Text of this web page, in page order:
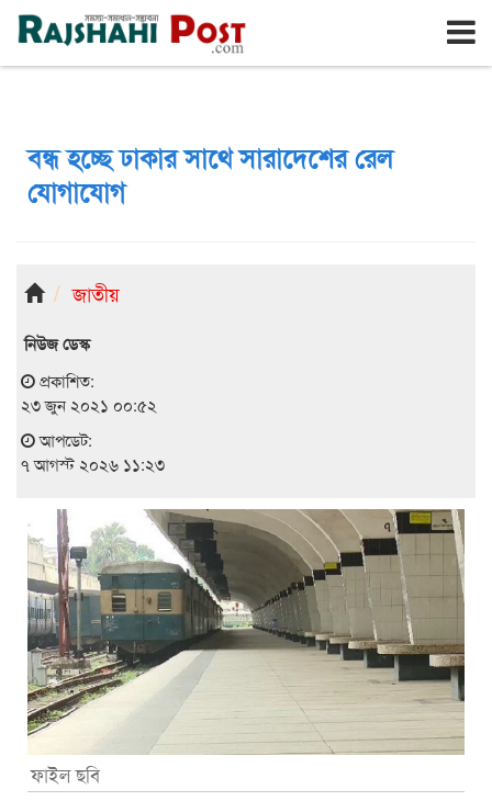
রাজশাহী শুক্রবার, ৭ই আগস্ট ২০২৬, ২৪শে শ্রাবণ ১৪৩৩
বন্ধ হচ্ছে ঢাকার সাথে সারাদেশের রেল
যোগাযোগ
জাতীয়
নিউজ ডেস্ক
প্রকাশিত:
২৩ জুন ২০২১ ০০:৫২
আপডেট:
৭ আগস্ট ২০২৬ ১১:২৩
ফাইল ছবি